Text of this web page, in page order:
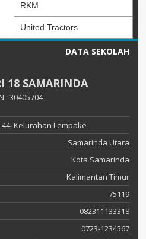
RKM
United Tractors
DATA SEKOLAH
18 SAMARINDA
: 30405704
44, Kelurahan Lempake
Samarinda Utara
Kota Samarinda
Kalimantan Timur
75119
082311133318
0723-1234567